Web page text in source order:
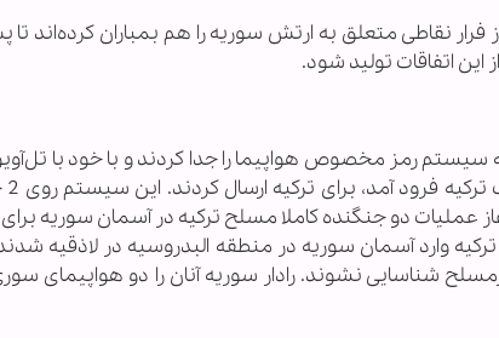
نقاطی متعلق به ارتش سوریه را هم بمباران کرده‌اند تا
اتفاقات تولید شود.
بلافاصله سیستم رمز مخصوص هواپیما را جدا کردند و با خود با
عملیات دو جنگنده کاملا مسلح ترکیه در آسمان سوریه برای
نقطه نظامی سوریه فرا رسید. دو جنگنده [اف-4] ترکیه وارد آسمان سوریه در منطقه البدروسیه در
شناسایی نشوند. رادار سوریه آنان را دو هواپیمای